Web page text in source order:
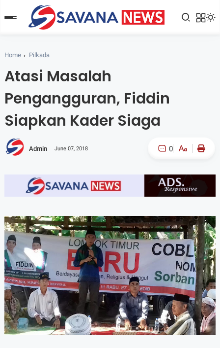
Home Pilkada
Atasi Masalah
Pengangguran, Fiddin
Siapkan Kader Siaga
Admin June 07, 2018 0
A- A+